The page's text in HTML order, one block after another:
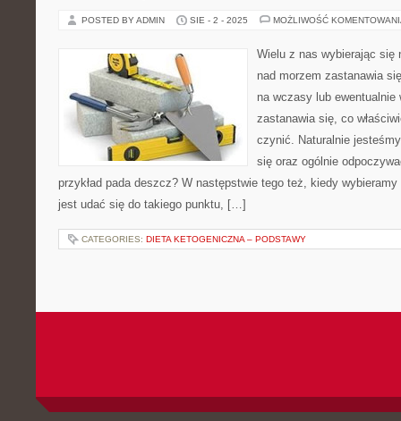
POSTED BY ADMIN SIE - 2 - 2025 MOŻLIWOŚĆ
Wielu z nas wybierając
nad morzem zastanawia
na wczasy lub ewentualnie
zastanawia się, co
czynić. Naturalnie
się oraz ogólnie
przykład pada deszcz? W następstwie tego też, kiedy
jest udać się do takiego punktu, […]
CATEGORIES: DIETA KETOGENICZNA – PODSTAWY